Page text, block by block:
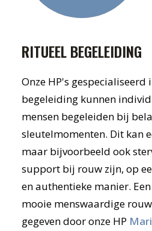
RITUEEL BEGELEIDING
Onze HP's gespecialiseerd
begeleiding kunnen
mensen begeleiden bij
sleutelmomenten. Dit kan
maar bijvoorbeeld ook
support bij rouw zijn, op
en authentieke manier.
mooie menswaardige
gegeven door onze HP